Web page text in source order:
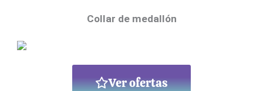
Collar de medallón
Ver ofertas